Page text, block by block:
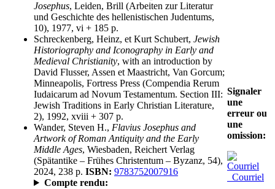
Josephus, Leiden, Brill (Arbeiten zur Literatur
und Geschichte des hellenistischen Judentums,
10), 1977, vi + 185 p.
Schreckenberg, Heinz, et Kurt Schubert, Jewish
Historiography and Iconography in Early and
Medieval Christianity, with an introduction by
David Flusser, Assen et Maastricht, Van Gorcum;
Minneapolis, Fortress Press (Compendia Rerum
Iudaicarum ad Novum Testamentum. Section III:
Jewish Traditions in Early Christian Literature,
2), 1992, xviii + 307 p.
Wander, Steven H., Flavius Josephus and
Artwork of Roman Antiquity and the Early
Middle Ages, Wiesbaden, Reichert Verlag
(Spätantike – Frühes Christentum – Byzanz, 54),
2024, 238 p. ISBN: 9783752007916
Compte rendu:
Signaler
une
erreur ou
une
omission:
Courriel